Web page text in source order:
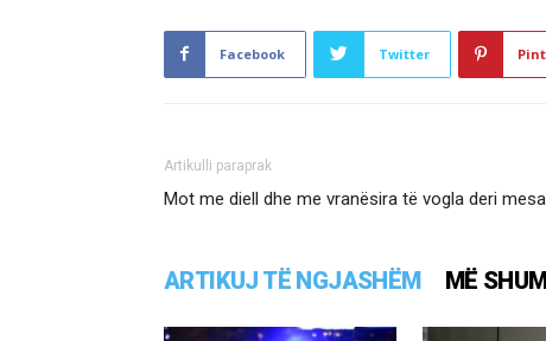
Facebook Twitter
Artikulli paraprak
Mot me diell dhe me vranësira të vogla deri
ARTIKUJ TË NGJASHËM MË